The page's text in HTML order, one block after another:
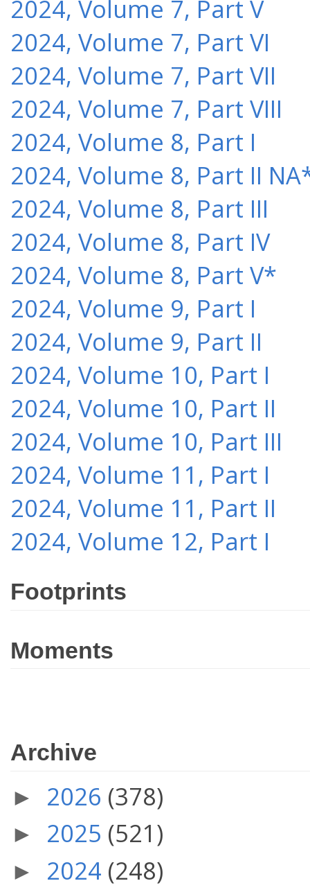
2024, Volume 7, Part V
2024, Volume 7, Part VI
2024, Volume 7, Part VII
2024, Volume 7, Part VIII
2024, Volume 8, Part I
2024, Volume 8, Part II
2024, Volume 8, Part III
2024, Volume 8, Part IV
2024, Volume 8, Part V*
2024, Volume 9, Part I
2024, Volume 9, Part II
2024, Volume 10, Part I
2024, Volume 10, Part II
2024, Volume 10, Part III
2024, Volume 11, Part I
2024, Volume 11, Part II
2024, Volume 12, Part I
Footprints
Moments
Archive
► 2026 (378)
► 2025 (521)
► 2024 (248)